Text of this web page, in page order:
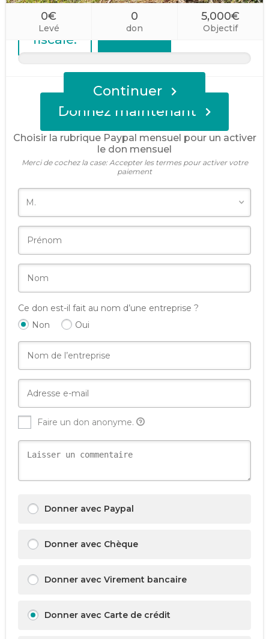
0€
Levé
0
don
5,000€
Objectif
Donnez maintenant
après
réduction
fiscale.
Montant
personnalisé
Continuer
Choisir la rubrique Paypal mensuel pour un activer
le don mensuel
Merci de cochez la case: Accepter les termes pour activer votre
paiement
Ce don est-il fait au nom d’une entreprise ?
Non
Oui
Faire un don anonyme.
Donner avec Paypal
Donner avec Chèque
Donner avec Virement bancaire
Donner avec Carte de crédit